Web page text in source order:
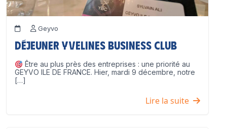
Geyvo
Déjeuner Yvelines Business Club
Être au plus près des entreprises : une priorité au
GEYVO ILE DE FRANCE. Hier, mardi 9 décembre, notre
[…]
Lire la suite